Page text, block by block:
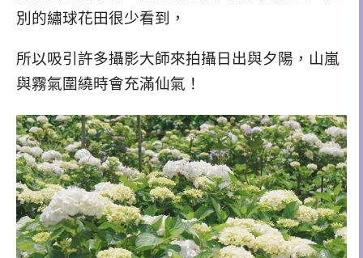
別的繡球花田很少看到，
所以吸引許多攝影大師來拍攝日出與夕陽，山嵐
與霧氣圍繞時會充滿仙氣！